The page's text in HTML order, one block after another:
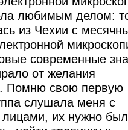
любимым делом:
из Чехии с
современные
от желания
Помню свою первую
слушала меня с
их нужно